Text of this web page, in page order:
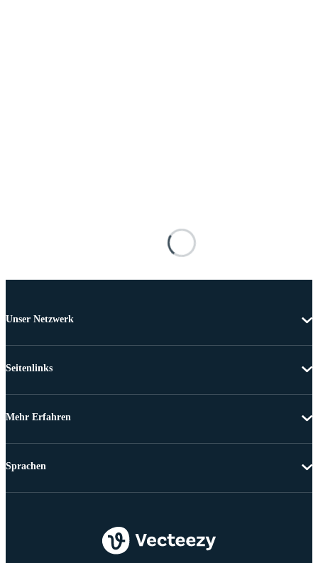
Unser Netzwerk
Seitenlinks
Mehr Erfahren
Sprachen